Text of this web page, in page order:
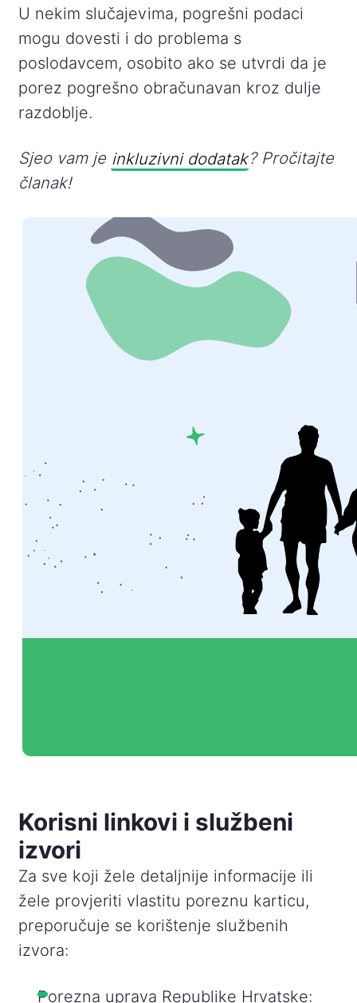
U nekim slučajevima, pogrešni podaci
mogu dovesti i do problema s
poslodavcem, osobito ako se utvrdi da je
porez pogrešno obračunavan kroz dulje
razdoblje.
Sjeo vam je inkluzivni dodatak? Pročitajte
članak!
Korisni linkovi i službeni
izvori
Za sve koji žele detaljnije informacije ili
žele provjeriti vlastitu poreznu karticu,
preporučuje se korištenje službenih
izvora:
Porezna uprava Republike Hrvatske: